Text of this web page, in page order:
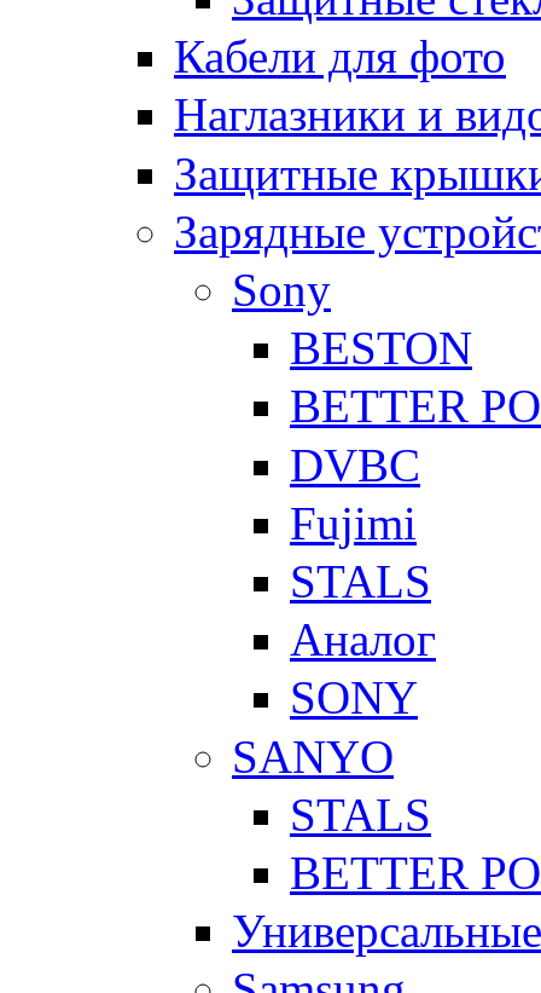
Кабели для фото
Наглазники и
Защитные
Зарядные
Sony
BESTON
BETTER
DVBC
Fujimi
STALS
Аналог
SONY
SANYO
STALS
BETTER
Универсальные